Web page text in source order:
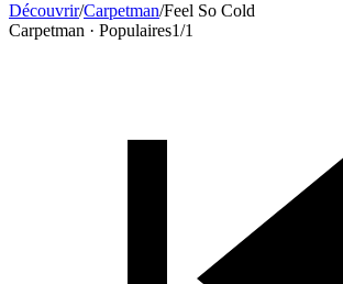
Découvrir/Carpetman/Feel So Cold
Carpetman · Populaires1/1